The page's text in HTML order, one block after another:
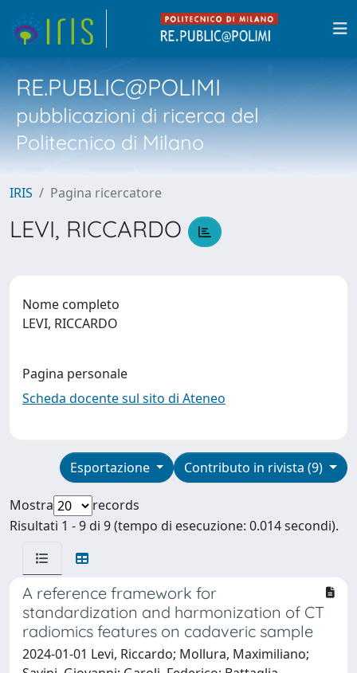
RE.PUBLIC@POLIMI
pubblicazioni di ricerca del
Politecnico di Milano
IRIS Pagina ricercatore
LEVI, RICCARDO
Nome completo
LEVI, RICCARDO
Pagina personale
Scheda docente sul sito di Ateneo
Contributo in rivista (9)
Esportazione
Mostra
records
Risultati 1 - 9 di 9 (tempo di esecuzione: 0.014 secondi).
A reference framework for
standardization and harmonization of CT
radiomics features on cadaveric sample
2024-01-01 Levi, Riccardo; Mollura, Maximiliano;